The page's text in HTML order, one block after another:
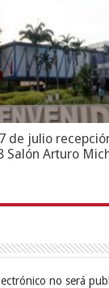
de julio
Salón Arturo
no será